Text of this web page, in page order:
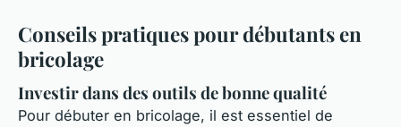
Conseils pratiques pour débutants en
bricolage
Investir dans des outils de bonne qualité
Pour débuter en bricolage, il est essentiel de